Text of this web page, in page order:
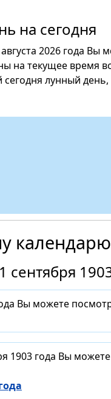
на сегодня
августа 2026 года Вы
на текущее время
сегодня лунный
календарю
Вы можете
1903 года Вы